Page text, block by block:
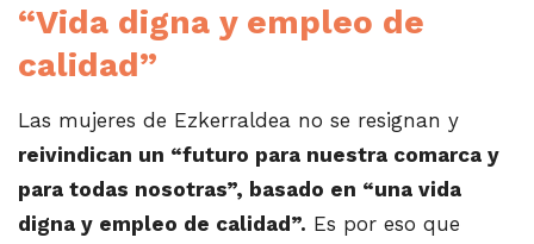
“Vida digna y empleo de
calidad”
Las mujeres de Ezkerraldea no se resignan y
reivindican un “futuro para nuestra comarca y
para todas nosotras”, basado en “una vida
digna y empleo de calidad”. Es por eso que